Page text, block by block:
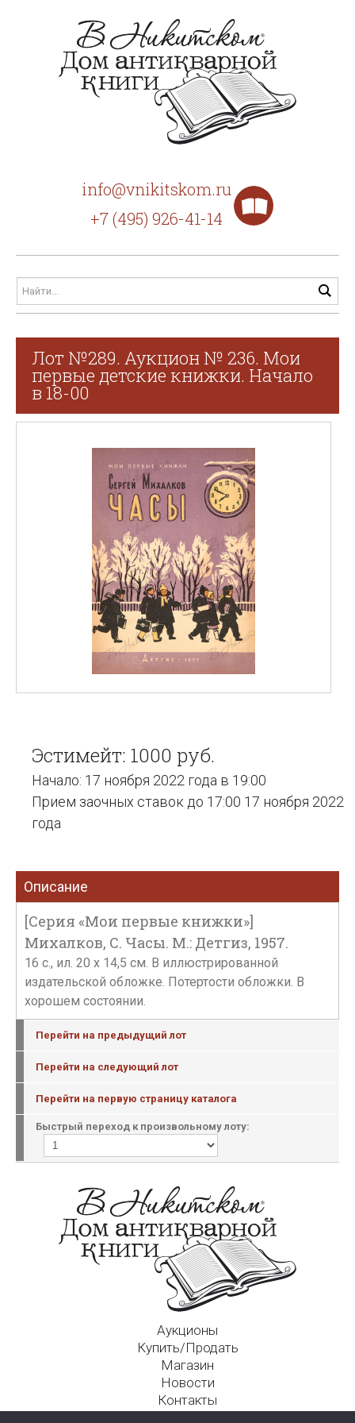
info@vnikitskom.ru
+7 (495) 926-41-14
Лот №289. Аукцион № 236. Мои
первые детские книжки. Начало
в 18-00
Эстимейт: 1000 руб.
Начало: 17 ноября 2022 года в 19:00
Прием заочных ставок до 17:00 17 ноября 2022
года
Описание
[Серия «Мои первые книжки»]
Михалков, С. Часы. М.: Детгиз, 1957.
16 с., ил. 20 х 14,5 см. В иллюстрированной
издательской обложке. Потертости обложки. В
хорошем состоянии.
Перейти на предыдущий лот
Перейти на следующий лот
Перейти на первую страницу каталога
Быстрый переход к произвольному лоту:
Аукционы
Купить/Продать
Магазин
Новости
Контакты